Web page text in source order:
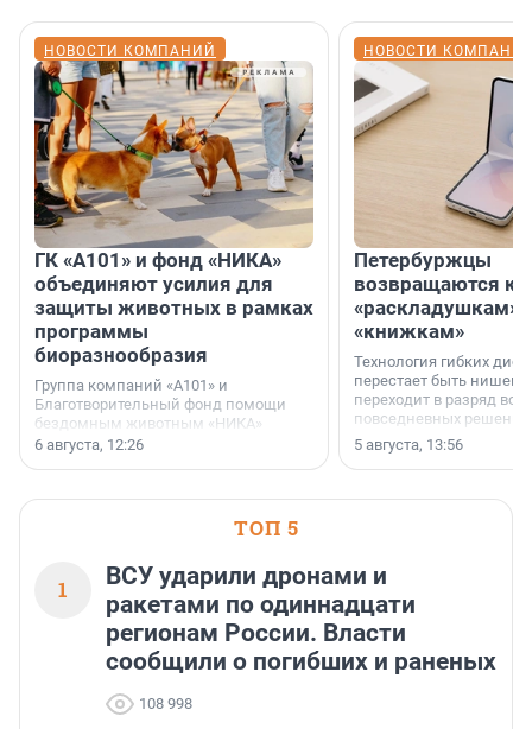
НОВОСТИ КОМПАНИЙ
ГК «А101» и фонд «НИКА»
объединяют усилия для
защиты животных в рамках
программы
биоразнообразия
Группа компаний «А101» и
Благотворительный фонд помощи
бездомным животным «НИКА»
заключили соглашение о
6 августа, 12:26
НОВОСТИ
Петербуржцы
возвращаются к
«раскладушкам»
«книжкам»
Технология гибких
перестает быть
переходит в разряд
повседневных
5 августа, 13:56
ТОП 5
1
ВСУ ударили дронами и
ракетами по одиннадцати
регионам России. Власти
сообщили о погибших и раненых
108 998